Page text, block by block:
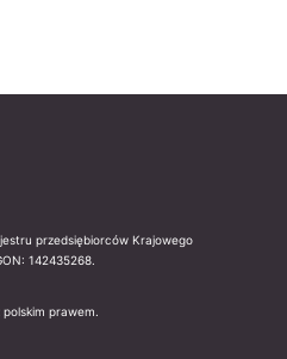
przedsiębiorców Krajowego
142435268.
prawem.